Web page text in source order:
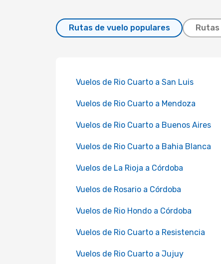
Rutas de vuelo populares
Vuelos de Rio Cuarto a San Luis
Vuelos de Rio Cuarto a Mendoza
Vuelos de Rio Cuarto a Buenos Aires
Vuelos de Rio Cuarto a Bahia Blanca
Vuelos de La Rioja a Córdoba
Vuelos de Rosario a Córdoba
Vuelos de Rio Hondo a Córdoba
Vuelos de Rio Cuarto a Resistencia
Vuelos de Rio Cuarto a Jujuy